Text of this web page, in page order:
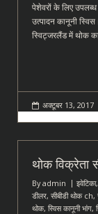
पेशेवरों के लिए उपलब्ध
उत्पादन कानूनी
स्विट्जरलैंड में थोक
अक्टूबर 13, 2017
थोक विक्रेता
Byadmin इवेटिका,
डीलर, सीबीडी थोक ch,
थोक, स्विस कानूनी भांग,